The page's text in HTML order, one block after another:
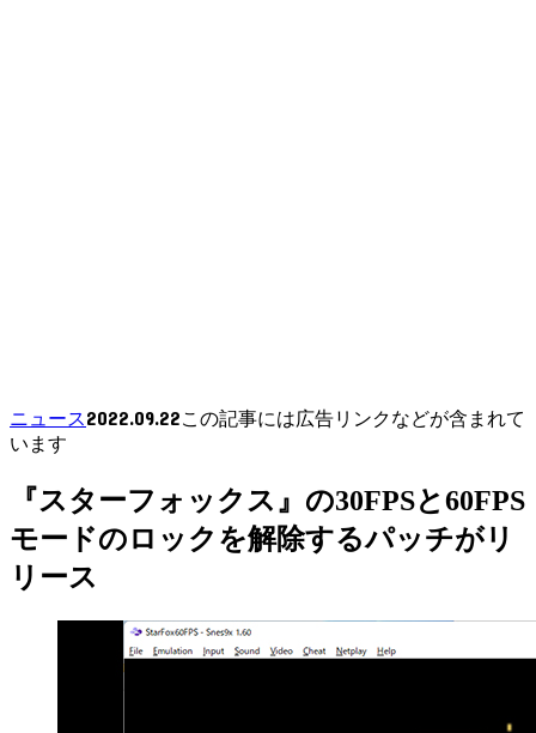
ニュース2022.09.22この記事には広告リンクなどが含まれて
います
『スターフォックス』の30FPSと60FPS
モードのロックを解除するパッチがリ
リース